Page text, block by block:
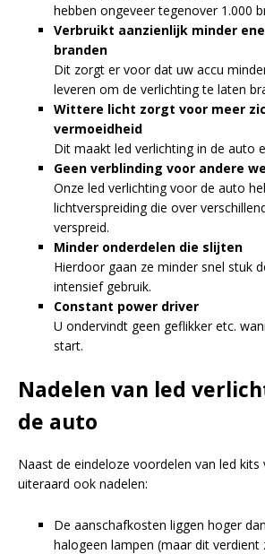
hebben ongeveer tegenover 1.000
Verbruikt aanzienlijk minder
branden
Dit zorgt er voor dat uw accu
leveren om de verlichting te laten
Wittere licht zorgt voor meer
vermoeidheid
Dit maakt led verlichting in de auto
Geen verblinding voor andere
Onze led verlichting voor de auto
lichtverspreiding die over
verspreid.
Minder onderdelen die slijten
Hierdoor gaan ze minder snel stuk
intensief gebruik.
Constant power driver
U ondervindt geen geflikker etc.
start.
Nadelen van led
de auto
Naast de eindeloze voordelen van led
uiteraard ook nadelen:
De aanschafkosten liggen hoger
halogeen lampen (maar dit verdient